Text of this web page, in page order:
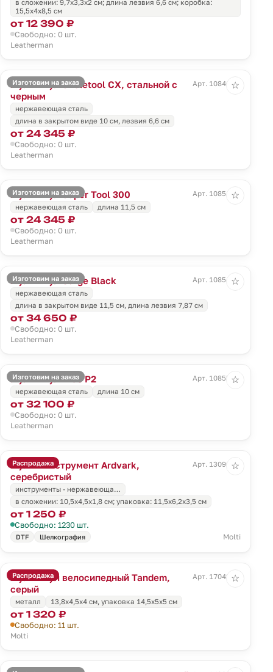
в сложении: 9,7х3,3х2 см; длина лезвия 6,6 см; коробка:
15,5х4х8,5 см
от 12 390 ₽
Свободно: 0 шт.
Leatherman
Изготовим на заказ
Мультитул Skeletool CX, стальной с
черным
Арт. 10846.13
нержавеющая сталь
длина в закрытом виде 10 см, лезвия 6,6 см
от 24 345 ₽
Свободно: 0 шт.
Leatherman
☆
Изготовим на заказ
Мультитул Super Tool 300
Арт. 10851.10
нержавеющая сталь
длина 11,5 см
от 24 345 ₽
Свободно: 0 шт.
Leatherman
☆
Изготовим на заказ
Мультитул Surge Black
Арт. 10854.30
нержавеющая сталь
длина в закрытом виде 11,5 cм, длина лезвия 7,87 cм
от 34 650 ₽
Свободно: 0 шт.
Leatherman
☆
Изготовим на заказ
Мультитул Free P2
Арт. 10855.10
нержавеющая сталь
длина 10 см
от 32 100 ₽
Свободно: 0 шт.
Leatherman
☆
Распродажа
Мультиинструмент Ardvark,
серебристый
Арт. 13090.10
инструменты - нержавеюща…
в сложении: 10,5х4,5х1,8 см; упаковка: 11,5х6,2х3,5 см
от 1 250 ₽
Свободно: 1230 шт.
DTF Шелкография Molti
☆
Распродажа
Мультитул велосипедный Tandem,
серый
Арт. 17042.10
металл 13,8x4,5x4 см, упаковка 14,5х5х5 см
от 1 320 ₽
Свободно: 11 шт.
Molti
☆